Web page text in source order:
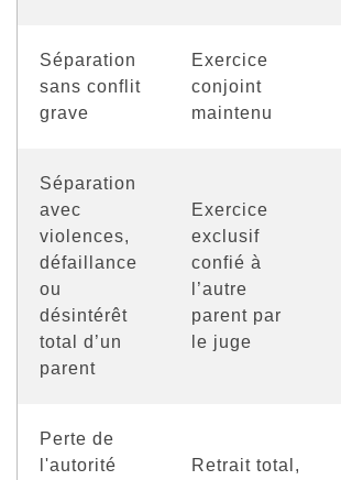
Séparation
sans conflit
grave
Exercice
conjoint
maintenu
Séparation
avec
violences,
défaillance
ou
désintérêt
total d’un
parent
Exercice
exclusif
confié à
l’autre
parent par
le juge
Perte de
l'autorité
Retrait total,